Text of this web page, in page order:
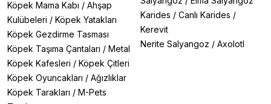
Köpek Mama Kabı / Ahşap
Kulübeleri / Köpek Yatakları
Köpek Gezdirme Tasması
Köpek Taşıma Çantaları / Metal
Köpek Kafesleri / Köpek Çitleri
Köpek Oyuncakları / Ağızlıklar
Köpek Tarakları / M-Pets
Karides / Canlı Karides /
Kerevit
Nerite Salyangoz / Axolotl